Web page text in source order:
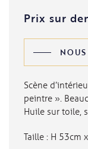
Prix sur
Scène
peintre ».
Huile sur toile,
Taille : H 53cm